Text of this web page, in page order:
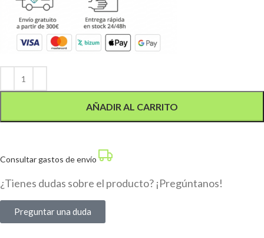
AÑADIR AL CARRITO
Consultar gastos de envío
¿Tienes dudas sobre el producto? ¡Pregúntanos!
Preguntar una duda